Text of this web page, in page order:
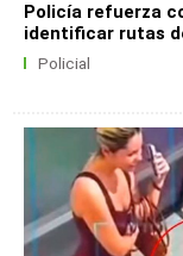
Policía refuerza
identificar rutas
Policial